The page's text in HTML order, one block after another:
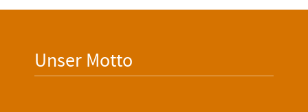
Unser Motto